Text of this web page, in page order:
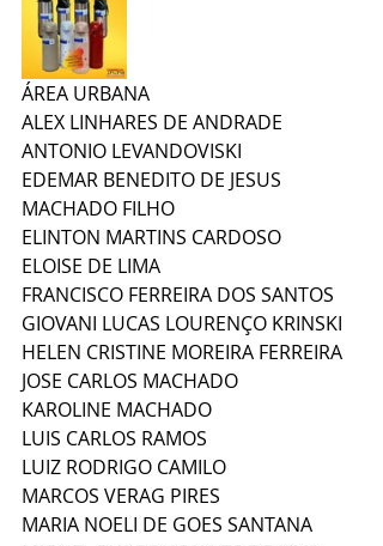
ÁREA URBANA
ALEX LINHARES DE ANDRADE
ANTONIO LEVANDOVISKI
EDEMAR BENEDITO DE JESUS
MACHADO FILHO
ELINTON MARTINS CARDOSO
ELOISE DE LIMA
FRANCISCO FERREIRA DOS SANTOS
GIOVANI LUCAS LOURENÇO KRINSKI
HELEN CRISTINE MOREIRA FERREIRA
JOSE CARLOS MACHADO
KAROLINE MACHADO
LUIS CARLOS RAMOS
LUIZ RODRIGO CAMILO
MARCOS VERAG PIRES
MARIA NOELI DE GOES SANTANA